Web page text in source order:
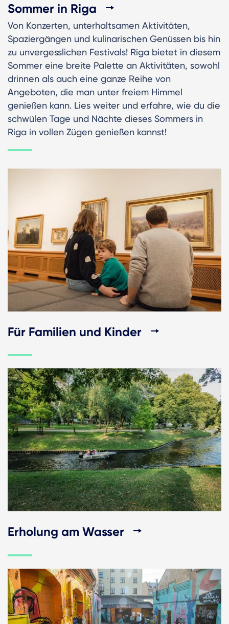
Sommer in Riga
Von Konzerten, unterhaltsamen Aktivitäten,
Spaziergängen und kulinarischen Genüssen bis hin
zu unvergesslichen Festivals! Riga bietet in diesem
Sommer eine breite Palette an Aktivitäten, sowohl
drinnen als auch eine ganze Reihe von
Angeboten, die man unter freiem Himmel
genießen kann. Lies weiter und erfahre, wie du die
schwülen Tage und Nächte dieses Sommers in
Riga in vollen Zügen genießen kannst!
Für Familien und Kinder
Erholung am Wasser